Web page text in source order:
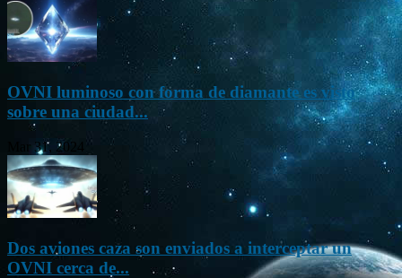
OVNI luminoso con forma de diamante es visto
sobre una ciudad...
Mar 31, 2024
Dos aviones caza son enviados a interceptar un
OVNI cerca de...